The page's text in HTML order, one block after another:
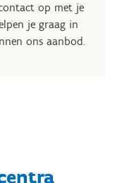
op met je
je graag in
ons aanbod.